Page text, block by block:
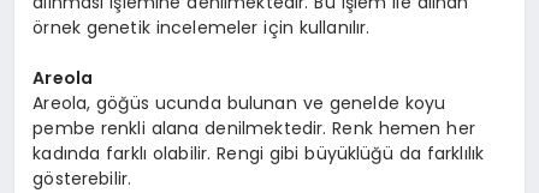
örnek genetik incelemeler için kullanılır.
Areola
Areola, göğüs ucunda bulunan ve genelde koyu
pembe renkli alana denilmektedir. Renk hemen her
kadında farklı olabilir. Rengi gibi büyüklüğü da farklılık
gösterebilir.